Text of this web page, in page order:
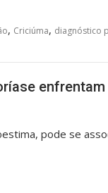
, Criciúma, diagnóstico
pode se